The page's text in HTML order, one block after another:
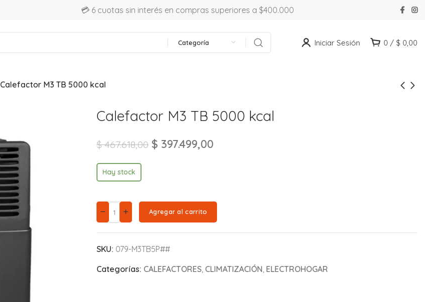
💳 6 cuotas sin interés en compras superiores a $400.000
Categoría Iniciar Sesión 0 / $ 0,00
Calefactor M3 TB 5000 kcal
Calefactor M3 TB 5000 kcal
$467.618,00 $ 397.499,00
Hay stock
Agregar al carrito
SKU: 079-M3TB5P##
Categorías: CALEFACTORES CLIMATIZACIÓN ELECTROHOGAR